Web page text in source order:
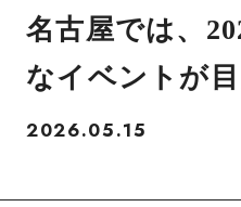
名古屋では、
なイベントが目
2026.05.15